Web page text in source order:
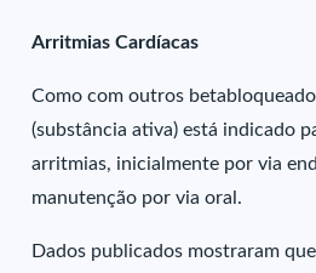
Arritmias Cardíacas
Como com outros
(substância ativa) está indicado
arritmias, inicialmente por via
manutenção por via oral.
Dados publicados mostraram